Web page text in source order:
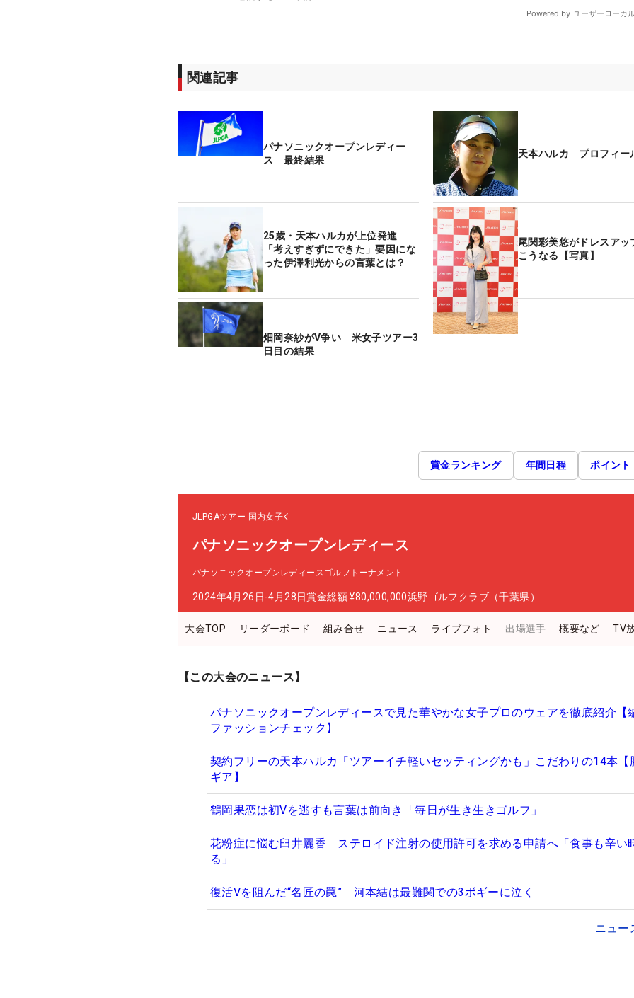
関連記事
パナソニックオープンレディー
ス 最終結果
天本ハルカ プロフィー
25歳・天本ハルカが上位発進
「考えすぎずにできた」要因にな
った伊澤利光からの言葉とは？
尾関彩美悠がドレスアッ
こうなる【写真】
畑岡奈紗がV争い 米女子ツアー3
日目の結果
賞金ランキング 年間日程 ポイント
JLPGAツアー 国内女子
パナソニックオープンレディース
パナソニックオープンレディースゴルフトーナメント
2024年4月26日-4月28日賞金総額 ¥80,000,000浜野ゴルフクラブ（千葉県）
大会TOP リーダーボード 組み合せ ニュース ライブフォト 出場選手 概要など TV
【この大会のニュース】
パナソニックオープンレディースで見た華やかな女子プロのウェアを徹底紹介【
ファッションチェック】
契約フリーの天本ハルカ「ツアーイチ軽いセッティングかも」こだわりの14本【
ギア】
鶴岡果恋は初Vを逃すも言葉は前向き「毎日が生き生きゴルフ」
花粉症に悩む臼井麗香 ステロイド注射の使用許可を求める申請へ「食事も辛い
る」
復活Vを阻んだ“名匠の罠” 河本結は最難関での3ボギーに泣く
ニュー